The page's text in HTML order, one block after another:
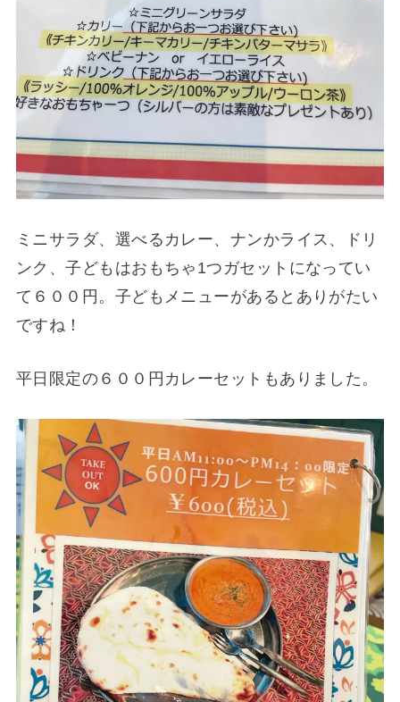
ミニサラダ、選べるカレー、ナンかライス、ドリ
ンク、子どもはおもちゃ1つガセットになってい
て６００円。子どもメニューがあるとありがたい
ですね！
平日限定の６００円カレーセットもありました。